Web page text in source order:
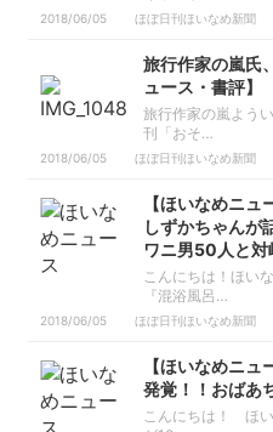
2018/06/05 ほぼ日刊ほいなめ新聞
旅行作家の嵐氏
ュース・書評】
旅行作家の嵐よう
刊「おそ…
2018/06/05 ほぼ日刊ほいなめ新聞
【ほいなめニュ
しずかちゃんが
ワニ男50人と対
こんにちは！ほい
『混浴風呂…
2018/06/05 ほぼ日刊ほいなめ新聞
【ほいなめニ
発覚！！おばあ
こんにちは！ ほ